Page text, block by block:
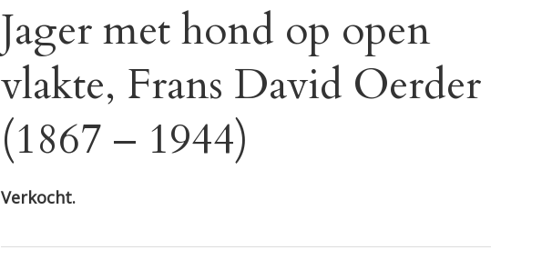
Jager met hond op open
vlakte, Frans David Oerder
(1867 – 1944)
Verkocht.